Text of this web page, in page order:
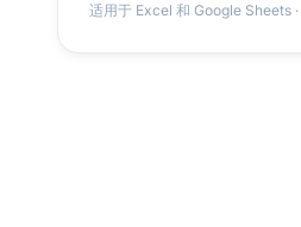
适用于 Excel 和 Google Sheets ·